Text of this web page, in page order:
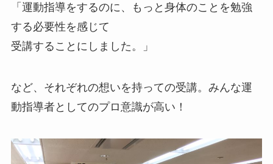
「運動指導をするのに、もっと身体のことを勉強
する必要性を感じて
受講することにしました。」
など、それぞれの想いを持っての受講。みんな運
動指導者としてのプロ意識が高い！